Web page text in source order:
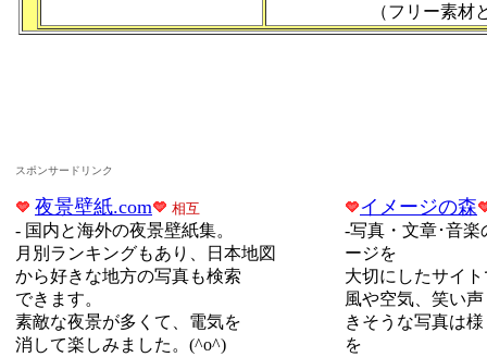
（フリー素材
スポンサードリンク
夜景壁紙.com 相互
- 国内と海外の夜景壁紙集。
月別ランキングもあり、日本地図
から好きな地方の写真も検索
できます。
素敵な夜景が多くて、電気を
消して楽しみました。(^о^)
イメージの森
-写真・文章･音楽
ージを
大切にしたサイ
風や空気、笑い
きそうな写真は
を